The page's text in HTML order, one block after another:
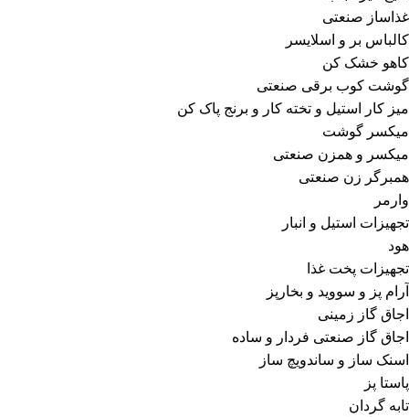
غذاساز صنعتی
کالباس بر و اسلایسر
کاهو خشک کن
گوشت کوب برقی صنعتی
میز کار استیل و تخته کار و برنج پاک کن
میکسر گوشت
میکسر و همزن صنعتی
همبرگر زن صنعتی
وارمر
تجهیزات استیل و انبار
هود
تجهیزات پخت غذا
آرام پز و سووید و بخارپز
اجاق گاز زمینی
اجاق گاز صنعتی فردار و ساده
اسنک ساز و ساندویچ ساز
پاستا پز
تابه گردان